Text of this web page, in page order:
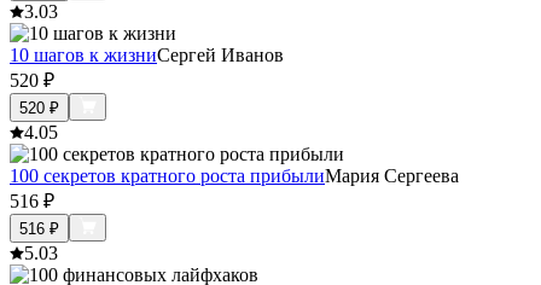
3.03
10 шагов к жизниСергей Иванов
520 ₽
520 ₽
4.05
100 секретов кратного роста прибылиМария Сергеева
516 ₽
516 ₽
5.03